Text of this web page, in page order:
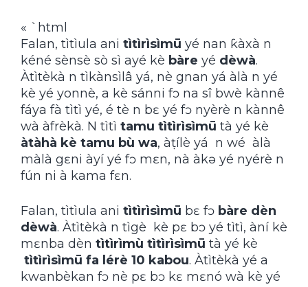
« `html
Falan, tìtìula ani tìtìrìsìmū yé nan ƙàxà n
kéné sènsè sò sì ayé kè bàre yé dèwà.
Àtìtèkà n tìkànsìlâ yá, nè gnan yá àlà n yé
kè yé yonnè, a kè sánni fɔ na sî bwè kànnê
fáya fà tìtì yé, é tè n bɛ yé fɔ nyèrè n kànnê
wà àfrèkà. N tìtì tamu tìtìrìsìmū tà yé kè
àtàhà kè tamu bù wa, àṭílè yá n wé àlà
màlà gɛni àyí yé fɔ mɛn, nà àkǝ yé nyérè n
fún ni à kama fɛn.
Falan, tìtìula ani tìtìrìsìmū bɛ fɔ bàre dèn
dèwà. Àtìtèkà n tìgè kè pɛ bɔ yé tìtì, àní kè
mɛnba dèn tìtìrìmù tìtìrìsìmū tà yé kè
tìtìrìsìmū fa lérè 10 kabou. Àtìtèkà yé a
kwanbèkan fɔ nè pɛ bɔ kɛ mɛnó wà kè yé